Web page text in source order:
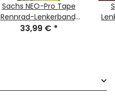
Sachs NEO-Pro Tape
Rennrad-Lenkerband,
made in USA, NEU, OVP
33,99 € *